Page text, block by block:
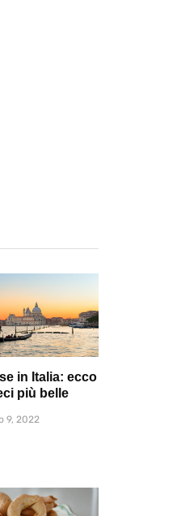
in Italia: ecco
più belle
9, 2022